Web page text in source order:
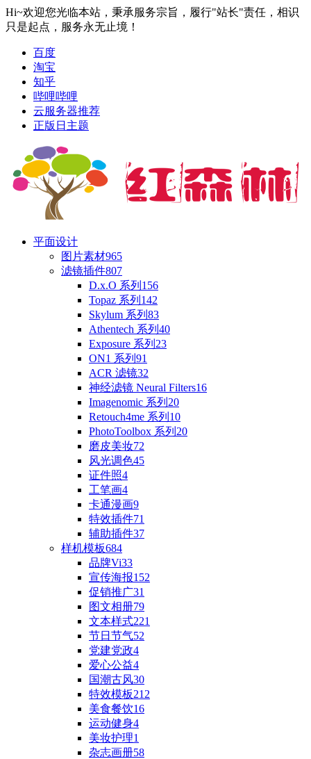
Hi~欢迎您光临本站，秉承服务宗旨，履行"站长"责任，相识
只是起点，服务永无止境！
百度
淘宝
知乎
哔哩哔哩
云服务器推荐
正版日主题
平面设计
图片素材965
滤镜插件807
D.x.O 系列 156
Topaz 系列 142
Skylum 系列 83
Athentech 系列 40
Exposure 系列 23
ON1 系列 91
ACR 滤镜32
神经滤镜 Neural Filters16
Imagenomic 系列 20
Retouch4me 系列 10
PhotoToolbox 系列 20
磨皮美妆72
风光调色45
证件照4
工笔画4
卡通漫画9
特效插件71
辅助插件37
样机模板684
品牌Vi33
宣传海报152
促销推广31
图文相册79
文本样式221
节日节气52
党建党政4
爱心公益4
国潮古风30
特效模板212
美食餐饮16
运动健身4
美妆护理1
杂志画册58